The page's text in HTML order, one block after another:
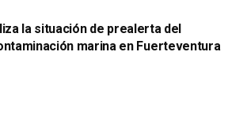
la situación de prealerta del
marina en Fuerteventura